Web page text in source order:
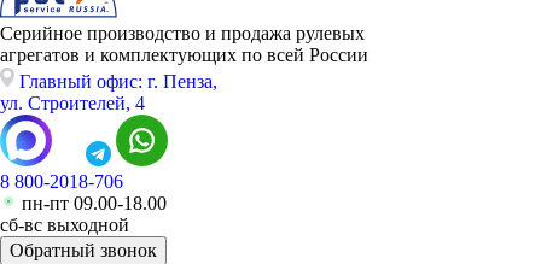
Серийное производство и продажа рулевых
агрегатов и комплектующих по всей России
Главный офис: г. Пенза,
ул. Строителей, 4
8 800-2018-706
пн-пт 09.00-18.00
сб-вс выходной
Обратный звонок